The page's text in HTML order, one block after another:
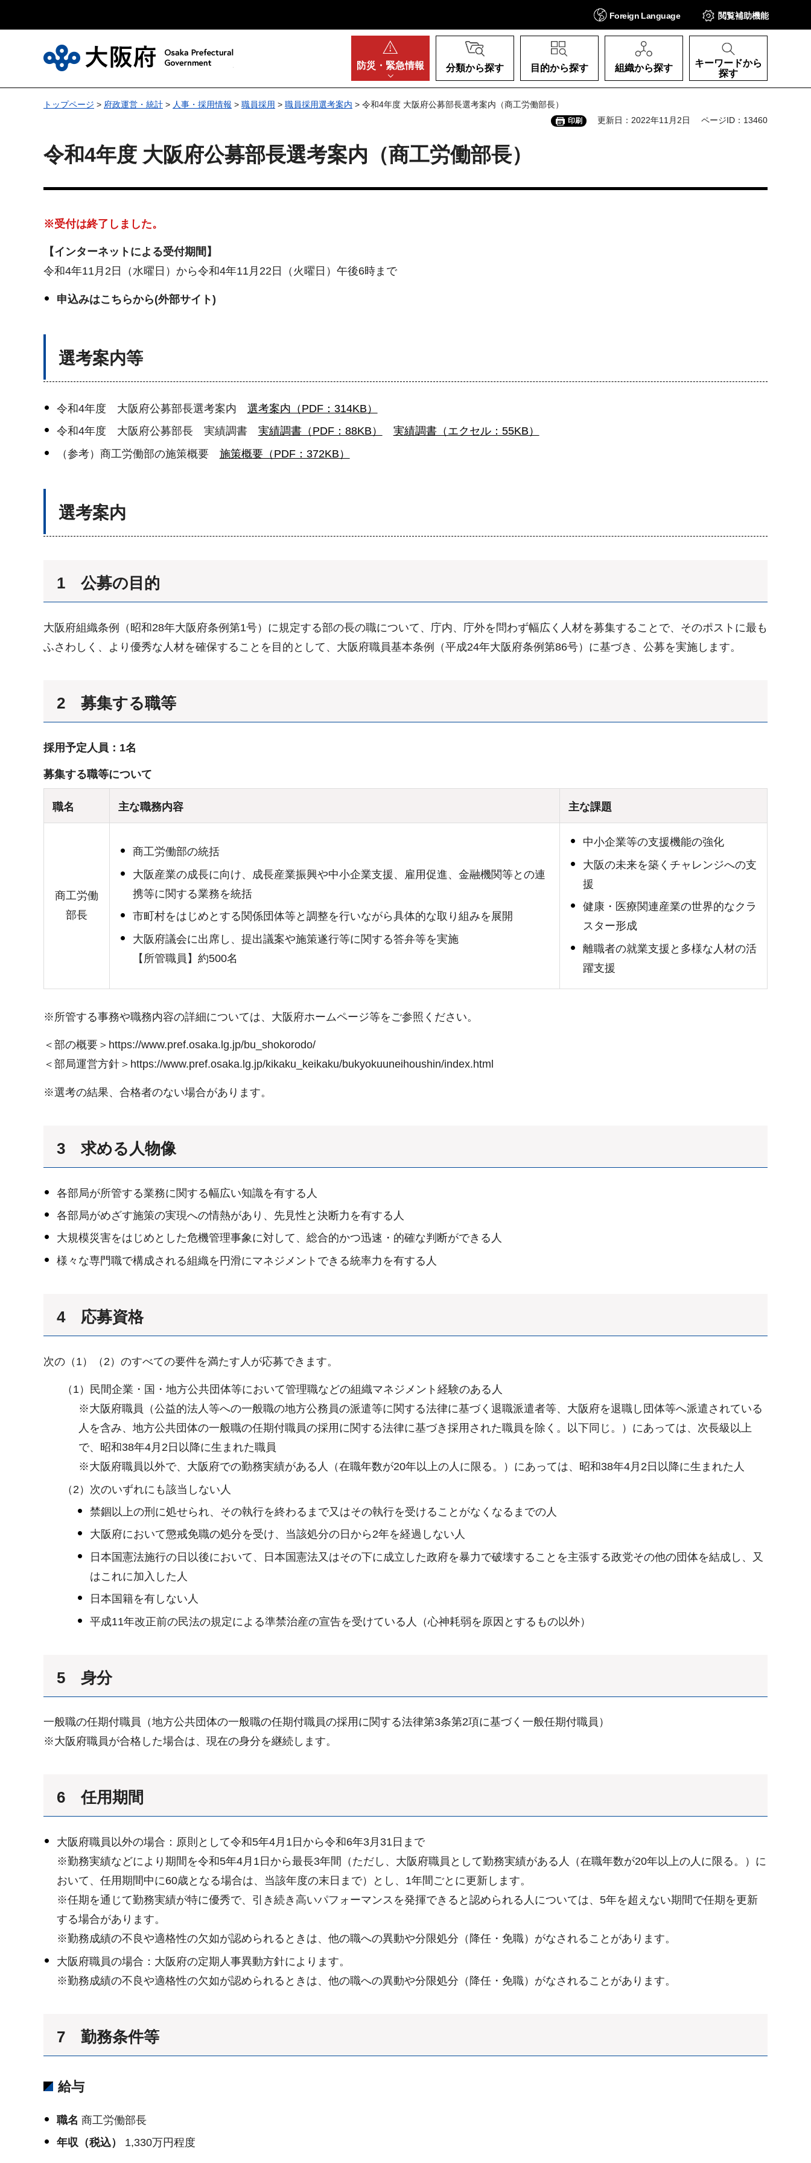
Foreign Language 閲覧補助機能
防災・ 緊急情報 分類から探す 目的から探す 組織から探す
キーワードから
探す
トップページ > 府政運営・統計 > 人事・採用情報 > 職員採用 > 職員採用選考案内 > 令和4年度 大阪府公募部長選考案内（商工労働部長）
印刷 更新日：2022年11月2日 ページID：13460
令和4年度 大阪府公募部長選考案内（商工労働部長）
※受付は終了しました。
【インターネットによる受付期間】
令和4年11月2日（水曜日）から令和4年11月22日（火曜日）午後6時まで
申込みはこちらから(外部サイト)
選考案内等
令和4年度 大阪府公募部長選考案内 選考案内（PDF：314KB）
令和4年度 大阪府公募部長 実績調書 実績調書（PDF：88KB）
実績調書（エクセル：55KB）
（参考）商工労働部の施策概要 施策概要（PDF：372KB）
選考案内
1 公募の目的
大阪府組織条例（昭和28年大阪府条例第1号）に規定する部の長の職について、庁内、庁外を問わず幅広く人材を募集することで、そのポストに最も
ふさわしく、より優秀な人材を確保することを目的として、大阪府職員基本条例（平成24年大阪府条例第86号）に基づき、公募を実施します。
2 募集する職等
採用予定人員：1名
募集する職等について
職名 主な職務内容 主な課題
商工労働
部長
商工労働部の統括
大阪産業の成長に向け、成長産業振興や中小企業支援、雇用促進、金融機関等との連
携等に関する業務を統括
市町村をはじめとする関係団体等と調整を行いながら具体的な取り組みを展開
大阪府議会に出席し、提出議案や施策遂行等に関する答弁等を実施
【所管職員】約500名
中小企業等の支援機能の強化
大阪の未来を築くチャレンジへの支
援
健康・医療関連産業の世界的なクラ
スター形成
離職者の就業支援と多様な人材の活
躍支援
※所管する事務や職務内容の詳細については、大阪府ホームページ等をご参照ください。
＜部の概要＞https://www.pref.osaka.lg.jp/bu_shokorodo/
＜部局運営方針＞https://www.pref.osaka.lg.jp/kikaku_keikaku/bukyokuuneihoushin/index.html
※選考の結果、合格者のない場合があります。
3 求める人物像
各部局が所管する業務に関する幅広い知識を有する人
各部局がめざす施策の実現への情熱があり、先見性と決断力を有する人
大規模災害をはじめとした危機管理事象に対して、総合的かつ迅速・的確な判断ができる人
様々な専門職で構成される組織を円滑にマネジメントできる統率力を有する人
4 応募資格
次の（1）（2）のすべての要件を満たす人が応募できます。
（1）民間企業・国・地方公共団体等において管理職などの組織マネジメント経験のある人
※大阪府職員（公益的法人等への一般職の地方公務員の派遣等に関する法律に基づく退職派遣者等、大阪府を退職し団体等へ派遣されている
人を含み、地方公共団体の一般職の任期付職員の採用に関する法律に基づき採用された職員を除く。以下同じ。）にあっては、次長級以上
で、昭和38年4月2日以降に生まれた職員
※大阪府職員以外で、大阪府での勤務実績がある人（在職年数が20年以上の人に限る。）にあっては、昭和38年4月2日以降に生まれた人
（2）次のいずれにも該当しない人
禁錮以上の刑に処せられ、その執行を終わるまで又はその執行を受けることがなくなるまでの人
大阪府において懲戒免職の処分を受け、当該処分の日から2年を経過しない人
日本国憲法施行の日以後において、日本国憲法又はその下に成立した政府を暴力で破壊することを主張する政党その他の団体を結成し、又
はこれに加入した人
日本国籍を有しない人
平成11年改正前の民法の規定による準禁治産の宣告を受けている人（心神耗弱を原因とするもの以外）
5 身分
一般職の任期付職員（地方公共団体の一般職の任期付職員の採用に関する法律第3条第2項に基づく一般任期付職員）
※大阪府職員が合格した場合は、現在の身分を継続します。
6 任用期間
大阪府職員以外の場合：原則として令和5年4月1日から令和6年3月31日まで
※勤務実績などにより期間を令和5年4月1日から最長3年間（ただし、大阪府職員として勤務実績がある人（在職年数が20年以上の人に限る。）に
おいて、任用期間中に60歳となる場合は、当該年度の末日まで）とし、1年間ごとに更新します。
※任期を通じて勤務実績が特に優秀で、引き続き高いパフォーマンスを発揮できると認められる人については、5年を超えない期間で任期を更新
する場合があります。
※勤務成績の不良や適格性の欠如が認められるときは、他の職への異動や分限処分（降任・免職）がなされることがあります。
大阪府職員の場合：大阪府の定期人事異動方針によります。
※勤務成績の不良や適格性の欠如が認められるときは、他の職への異動や分限処分（降任・免職）がなされることがあります。
7 勤務条件等
給与
職名 商工労働部長
年収（税込）
1,330万円程度